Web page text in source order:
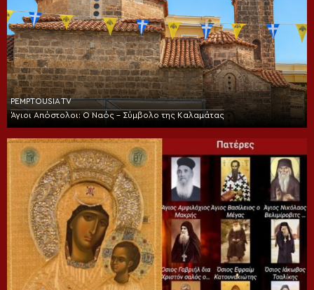
PEMPTOUSIA TV
Άγιοι Απόστολοι: Ο Ναός – Σύμβολο της Καλαμάτας